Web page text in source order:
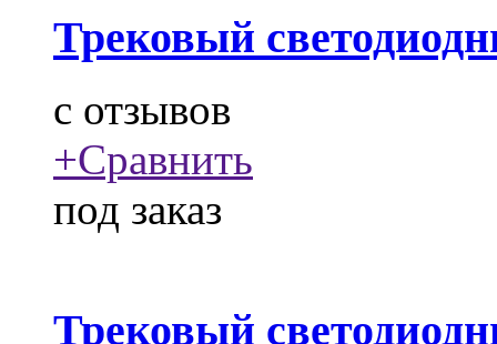
Трековый
c отзывов
+Сравнить
под заказ
Трековый